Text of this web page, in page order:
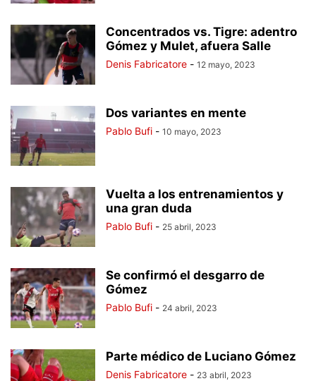
Concentrados vs. Tigre: adentro
Gómez y Mulet, afuera Salle
Denis Fabricatore - 12 mayo, 2023
Dos variantes en mente
Pablo Bufi - 10 mayo, 2023
Vuelta a los entrenamientos y
una gran duda
Pablo Bufi - 25 abril, 2023
Se confirmó el desgarro de
Gómez
Pablo Bufi - 24 abril, 2023
Parte médico de Luciano Gómez
Denis Fabricatore - 23 abril, 2023